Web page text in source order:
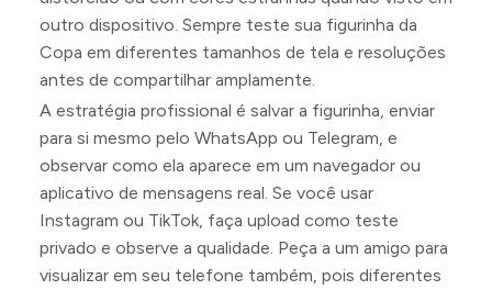
outro dispositivo. Sempre teste sua figurinha da
Copa em diferentes tamanhos de tela e resoluções
antes de compartilhar amplamente.
A estratégia profissional é salvar a figurinha, enviar
para si mesmo pelo WhatsApp ou Telegram, e
observar como ela aparece em um navegador ou
aplicativo de mensagens real. Se você usar
Instagram ou TikTok, faça upload como teste
privado e observe a qualidade. Peça a um amigo para
visualizar em seu telefone também, pois diferentes